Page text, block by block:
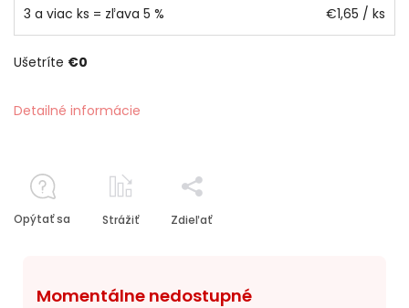
Momentálne nedostupné
3 a viac ks = zľava 5 % €1,65 / ks
Ušetríte €0
Detailné informácie
Opýtať sa Strážiť Zdieľať